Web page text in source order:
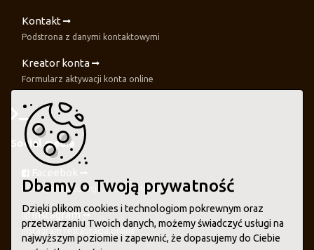
Kontakt
Podstrona z danymi kontaktowymi
Kreator konta
Formularz aktywacji konta online
Social media
Faceebok
Fanpage restauracja.online - Meta FB
Instagram
Instagram restauracja.online
Dbamy o Twoją prywatność
Dzięki plikom cookies i technologiom pokrewnym oraz
przetwarzaniu Twoich danych, możemy świadczyć usługi na
najwyższym poziomie i zapewnić, że dopasujemy do Ciebie